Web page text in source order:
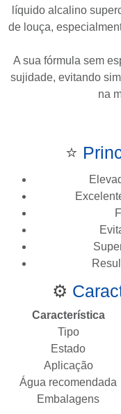
líquido alcalino
de louça,
A sua fórmula sem
sujidade, evitando
na
⭐
⚙️
Característica
Tipo
Estado
Aplicação
Água recomendada
Embalagens